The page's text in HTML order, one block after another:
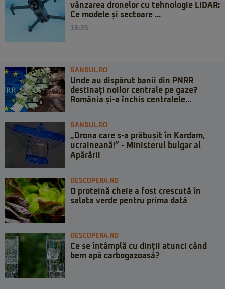
vânzarea dronelor cu tehnologie LiDAR:
Ce modele și sectoare ...
18:20
GANDUL.RO
Unde au dispărut banii din PNRR
destinați noilor centrale pe gaze?
România și-a închis centralele...
GANDUL.RO
„Drona care s-a prăbușit în Kardam,
ucraineană!” - Ministerul bulgar al
Apărării
DESCOPERA.RO
O proteină cheie a fost crescută în
salata verde pentru prima dată
DESCOPERA.RO
Ce se întâmplă cu dinții atunci când
bem apă carbogazoasă?